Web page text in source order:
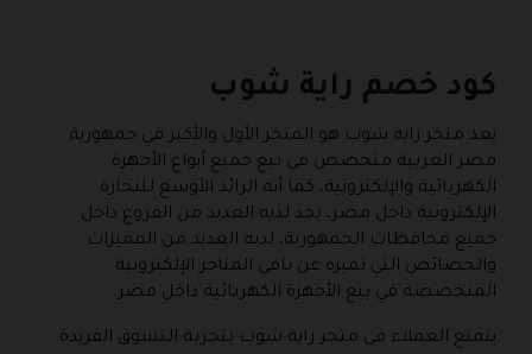
كود خصم راية شوب
يعد متجر رايه شوب هو المتجر الأول والأكبر في جمهورية
مصر العربية متخصص في بيع جميع أنواع الأجهزة
الكهربائية والإلكترونية، كما أنه الرائد الأوسع للتجارة
الإلكترونية داخل مصر، يجد لديه العديد من الفروع داخل
جميع محافظات الجمهورية، لديه العديد من المميزات
والخصائص التي تميزه عن باقي المتاجر الإلكترونية
المتخصصة في بيع الأجهزة الكهربائية داخل مصر.
يتمتع العملاء في متجر راية شوب بتجربة التسوق الفريدة